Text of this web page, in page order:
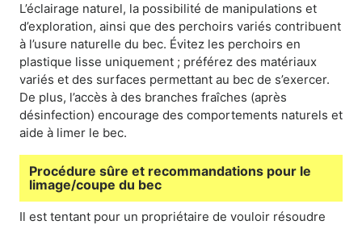
L’éclairage naturel, la possibilité de manipulations et
d’exploration, ainsi que des perchoirs variés contribuent
à l’usure naturelle du bec. Évitez les perchoirs en
plastique lisse uniquement ; préférez des matériaux
variés et des surfaces permettant au bec de s’exercer.
De plus, l’accès à des branches fraîches (après
désinfection) encourage des comportements naturels et
aide à limer le bec.
Procédure sûre et recommandations pour le
limage/coupe du bec
Il est tentant pour un propriétaire de vouloir résoudre